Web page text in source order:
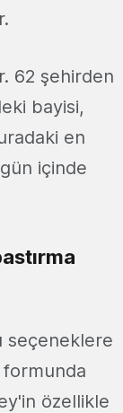
62 şehirden
bayisi,
en
içinde
seçeneklere
formunda
özellikle